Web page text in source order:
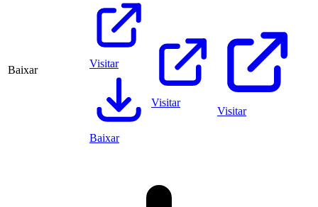
Baixar
Visitar
Baixar
Visitar
Visitar